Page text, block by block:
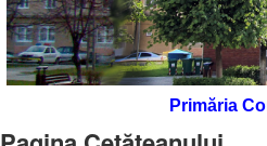
Primăria